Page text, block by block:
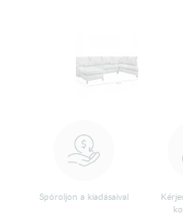
Spóroljon a kiadásaival